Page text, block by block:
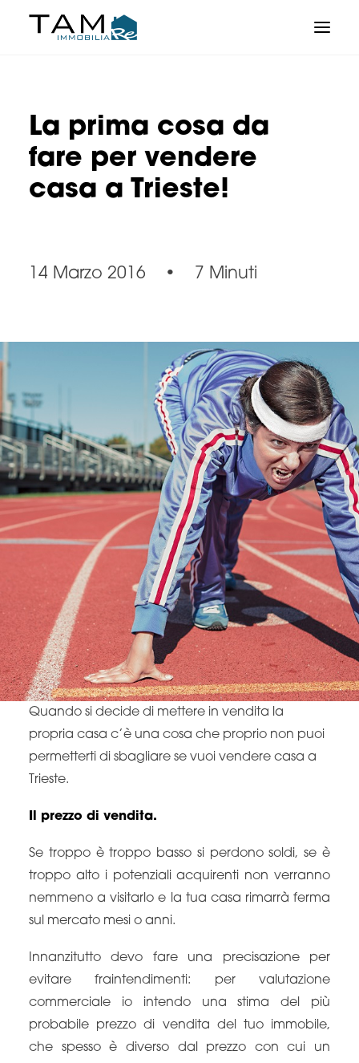
La prima cosa da
fare per vendere
casa a Trieste!
14 Marzo 2016 • 7 Minuti
Quando si decide di mettere in vendita la
propria casa c’è una cosa che proprio non puoi
permetterti di sbagliare se vuoi vendere casa a
Trieste.
Il prezzo di vendita.
Se troppo è troppo basso si perdono soldi, se è
troppo alto i potenziali acquirenti non verranno
nemmeno a visitarlo e la tua casa rimarrà ferma
sul mercato mesi o anni.
Innanzitutto devo fare una precisazione per
evitare fraintendimenti: per valutazione
commerciale io intendo una stima del più
probabile prezzo di vendita del tuo immobile,
che spesso è diverso dal prezzo con cui un